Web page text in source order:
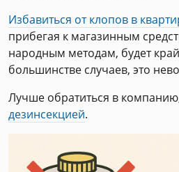
Избавиться от клопов в
прибегая к магазинным
народным методам, будет
большинстве случаев, это
Лучше обратиться в
дезинсекцией.